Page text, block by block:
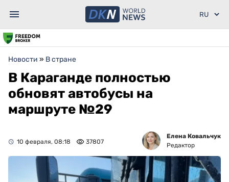
Новости » В стране
В Караганде полностью
обновят автобусы на
маршруте №29
10 февраля, 08:18 37807
Елена Ковальчук
Редактор